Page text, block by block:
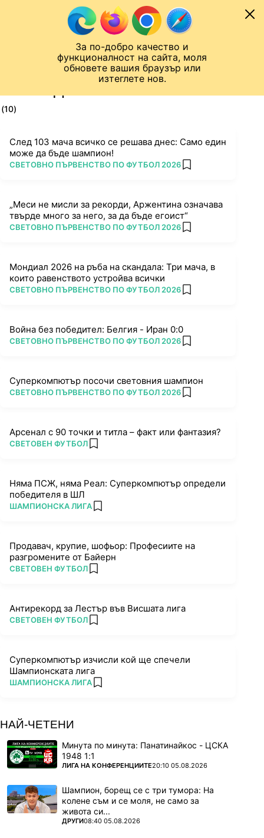
За по-добро качество и
функционалност на сайта, моля
обновете вашия браузър или
изтеглете нов.
Към съдържанието
Лига на Конференциите
(10)
След 103 мача всичко се решава днес: Само един
може да бъде шампион!
ПОВЕЧЕ ОТ
СВЕТОВНО ПЪРВЕНСТВО ПО ФУТБОЛ 2026 add favorites
„Меси не мисли за рекорди, Аржентина означава
твърде много за него, за да бъде егоист“
ПОВЕЧЕ ОТ
СВЕТОВНО ПЪРВЕНСТВО ПО ФУТБОЛ 2026 add favorites
Мондиал 2026 на ръба на скандала: Три мача, в
които равенството устройва всички
ПОВЕЧЕ ОТ
СВЕТОВНО ПЪРВЕНСТВО ПО ФУТБОЛ 2026 add favorites
Война без победител: Белгия - Иран 0:0
ПОВЕЧЕ ОТ
СВЕТОВНО ПЪРВЕНСТВО ПО ФУТБОЛ 2026 add favorites
Суперкомпютър посочи световния шампион
ПОВЕЧЕ ОТ
СВЕТОВНО ПЪРВЕНСТВО ПО ФУТБОЛ 2026 add favorites
Арсенал с 90 точки и титла – факт или фантазия?
ПОВЕЧЕ ОТ
СВЕТОВЕН ФУТБОЛ add favorites
Няма ПСЖ, няма Реал: Суперкомпютър определи
победителя в ШЛ
ПОВЕЧЕ ОТ
ШАМПИОНСКА ЛИГА add favorites
Продавач, крупие, шофьор: Професиите на
разгромените от Байерн
ПОВЕЧЕ ОТ
СВЕТОВЕН ФУТБОЛ add favorites
Антирекорд за Лестър във Висшата лига
ПОВЕЧЕ ОТ
СВЕТОВЕН ФУТБОЛ add favorites
Суперкомпютър изчисли кой ще спечели
Шампионската лига
ПОВЕЧЕ ОТ
ШАМПИОНСКА ЛИГА add favorites
НАЙ-ЧЕТЕНИ
Минута по минута: Панатинайкос - ЦСКА
1948 1:1
ПОВЕЧЕ ОТ
ЛИГА НА КОНФЕРЕНЦИИТЕ20:10 05.08.2026
Шампион, борещ се с три тумора: На
колене съм и се моля, не само за
живота си...
ПОВЕЧЕ ОТ
ДРУГИ08:40 05.08.2026